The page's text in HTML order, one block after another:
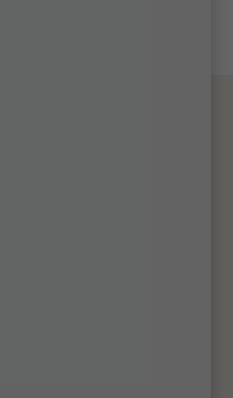
ormari i
veličini